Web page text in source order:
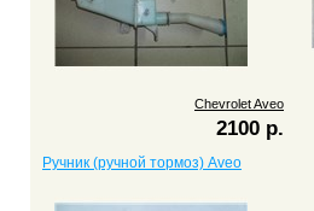
Chevrolet Aveo
2100 р.
Ручник (ручной тормоз) Aveo